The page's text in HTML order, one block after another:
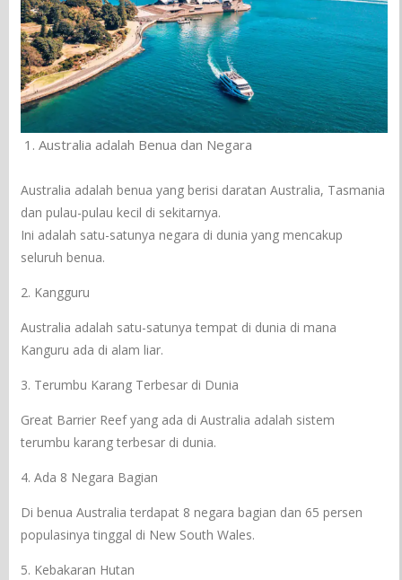
Australia adalah Benua dan Negara
Australia adalah benua yang berisi daratan Australia, Tasmania
dan pulau-pulau kecil di sekitarnya.
Ini adalah satu-satunya negara di dunia yang mencakup
seluruh benua.
2. Kangguru
Australia adalah satu-satunya tempat di dunia di mana
Kanguru ada di alam liar.
3. Terumbu Karang Terbesar di Dunia
Great Barrier Reef yang ada di Australia adalah sistem
terumbu karang terbesar di dunia.
4. Ada 8 Negara Bagian
Di benua Australia terdapat 8 negara bagian dan 65 persen
populasinya tinggal di New South Wales.
5. Kebakaran Hutan